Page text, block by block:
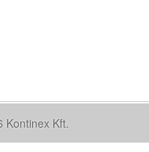
Kontinex Kft.